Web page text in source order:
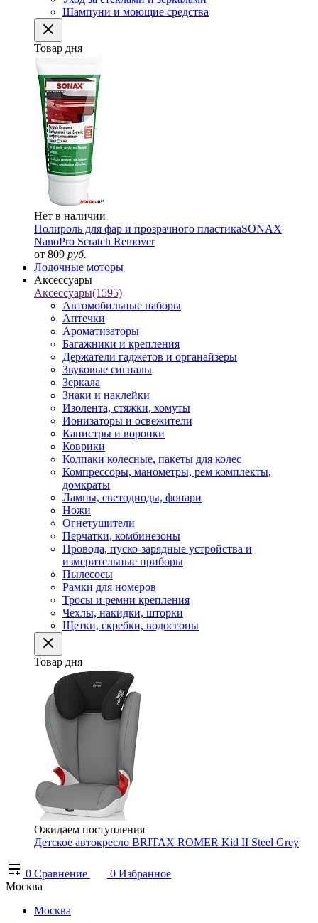
Шампуни и моющие средства
Товар дня
Нет в наличии
Полироль для фар и прозрачного пластикаSONAX
NanoPro Scratch Remover
от 809 руб.
Лодочные моторы
Аксессуары
Аксессуары(1595)
Автомобильные наборы
Аптечки
Ароматизаторы
Багажники и крепления
Держатели гаджетов и органайзеры
Звуковые сигналы
Зеркала
Знаки и наклейки
Изолента, стяжки, хомуты
Ионизаторы и освежители
Канистры и воронки
Коврики
Колпаки колесные, пакеты для колес
Компрессоры, манометры, рем комплекты,
домкраты
Лампы, светодиоды, фонари
Ножи
Огнетушители
Перчатки, комбинезоны
Провода, пуско-зарядные устройства и
измерительные приборы
Пылесосы
Рамки для номеров
Тросы и ремни крепления
Чехлы, накидки, шторки
Щетки, скребки, водосгоны
Товар дня
Ожидаем поступления
Детское автокресло BRITAX ROMER Kid II Steel Grey
0 Сравнение 0 Избранное
Москва
Москва